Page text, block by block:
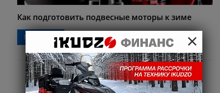
Как подготовить подвесные моторы к зиме
Подробнее ×